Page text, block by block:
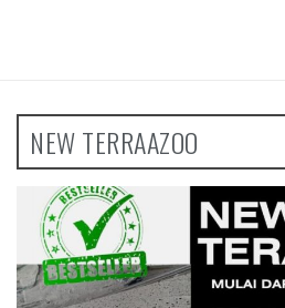
NEW TERRAAZOO